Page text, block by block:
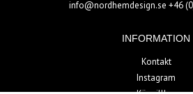
info@nordhemdesign.se +46
INFORMATION
Kontakt
Instagram